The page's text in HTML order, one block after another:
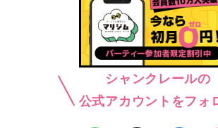
シャンクレールの
公式アカウントをフォ